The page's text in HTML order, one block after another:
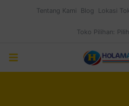
Tentang Kami Blog Lokasi
Toko Pilihan: